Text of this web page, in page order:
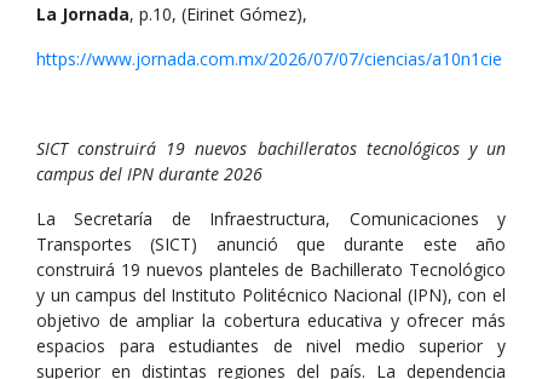
La Jornada, p.10, (Eirinet Gómez),
https://www.jornada.com.mx/2026/07/07/ciencias/a10n1cie
SICT construirá 19 nuevos bachilleratos tecnológicos y un
campus del IPN durante 2026
La Secretaría de Infraestructura, Comunicaciones y
Transportes (SICT) anunció que durante este año
construirá 19 nuevos planteles de Bachillerato Tecnológico
y un campus del Instituto Politécnico Nacional (IPN), con el
objetivo de ampliar la cobertura educativa y ofrecer más
espacios para estudiantes de nivel medio superior y
superior en distintas regiones del país. La dependencia